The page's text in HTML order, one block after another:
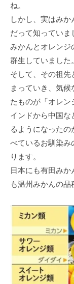
ね。
しかし、実はみ
だって知っていま
みかんとオレンジ
群生していました。
そして、その祖
まっていき、気
たものが「オレン
インドから中国
るようになった
べているお馴染み
ります。
日本にも有田み
も温州みかんの品